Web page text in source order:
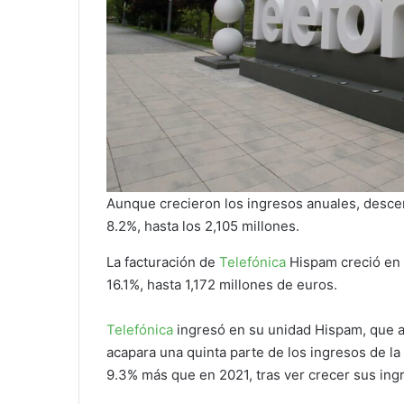
Aunque crecieron los ingresos anuales,
8.2%, hasta los 2,105 millones.
La facturación de Telefónica Hispam creció
16.1%, hasta 1,172 millones de euros.
Telefónica ingresó en su unidad Hispam, que
acapara una quinta parte de los ingresos de
9.3% más que en 2021, tras ver crecer sus